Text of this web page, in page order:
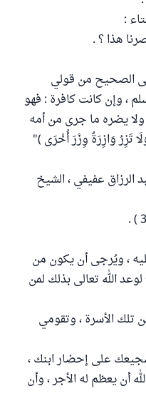
:
هذا ؟ .
الصحيح من قولي
، وإن كانت كافرة : فهو
ولا يضره ما جرى من أمه
تَزِرُ وَازِرَةٌ وِزْرَ أُخْرَى )"
الرزاق عفيفي ، الشيخ
، ويُرجى أن يكون من
الله تعالى بذلك لمن
الأسرة ، وتقومي
على إحضار ابنك ،
أن يعظم له الأجر ، وأن